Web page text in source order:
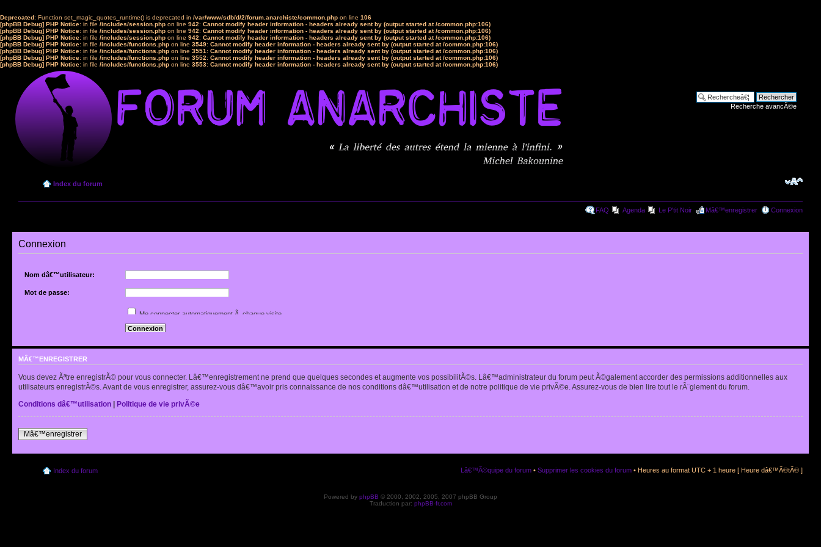
Deprecated: Function set_magic_quotes_runtime() is deprecated in /var/www/sdb/d/2/forum.anarchiste/common.php on line 106
[phpBB Debug] PHP Notice: in file /includes/session.php on line 942: Cannot modify header information - headers already sent by (output started at /common.php:106)
[phpBB Debug] PHP Notice: in file /includes/session.php on line 942: Cannot modify header information - headers already sent by (output started at /common.php:106)
[phpBB Debug] PHP Notice: in file /includes/session.php on line 942: Cannot modify header information - headers already sent by (output started at /common.php:106)
[phpBB Debug] PHP Notice: in file /includes/functions.php on line 3549: Cannot modify header information - headers already sent by (output started at /common.php:106)
[phpBB Debug] PHP Notice: in file /includes/functions.php on line 3551: Cannot modify header information - headers already sent by (output started at /common.php:106)
[phpBB Debug] PHP Notice: in file /includes/functions.php on line 3552: Cannot modify header information - headers already sent by (output started at /common.php:106)
[phpBB Debug] PHP Notice: in file /includes/functions.php on line 3553: Cannot modify header information - headers already sent by (output started at /common.php:106)
Recherche avancÃ©e
Index du forum
FAQ Agenda Le P'tit Noir Mâ€™enregistrer Connexion
Connexion
Nom dâ€™utilisateur:
Mot de passe:
Renvoyer lâ€™e-mail de confirmation
Me connecter automatiquement Ã chaque visite
Cacher mon statut en ligne pour cette session
MÂ€™ENREGISTRER
Vous devez Ãªtre enregistrÃ© pour vous connecter. Lâ€™enregistrement ne prend que quelques secondes et augmente vos possibilitÃ©s. Lâ€™administrateur du forum peut Ã©galement accorder des permissions additionnelles aux
utilisateurs enregistrÃ©s. Avant de vous enregistrer, assurez-vous dâ€™avoir pris connaissance de nos conditions dâ€™utilisation et de notre politique de vie privÃ©e. Assurez-vous de bien lire tout le rÃ¨glement du forum.
Conditions dâ€™utilisation
Politique de vie privÃ©e
Mâ€™enregistrer
Index du forum Lâ€™Ã©quipe du forum • Supprimer les cookies du forum • Heures au format UTC + 1 heure [ Heure dâ€™Ã©tÃ© ]
Powered by phpBB © 2000, 2002, 2005, 2007 phpBB Group
Traduction par: phpBB-fr.com